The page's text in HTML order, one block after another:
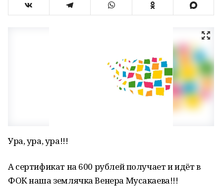
Ура, ура, ура!!!
А сертификат на 600 рублей получает и идёт в
ФОК наша землячка Венера Мусакаева!!!